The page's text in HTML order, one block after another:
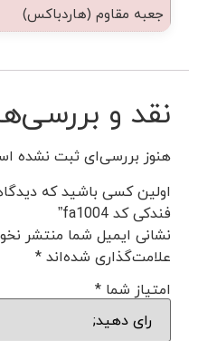
جعبه مقاوم (هاردباکس)
نقد و
هنوز بررسی‌ای ثبت نشده
اولین کسی باشید که
فندکی کد fa1004”
نشانی ایمیل شما منتشر
علامت‌گذاری شده‌اند*
امتیاز شما *